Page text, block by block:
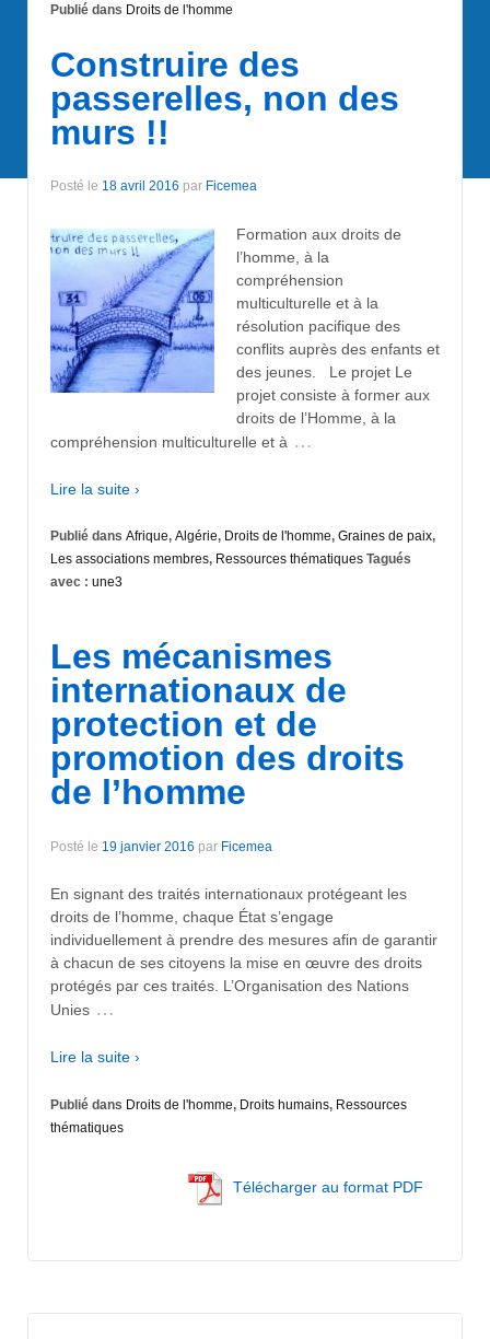
Publié dans Droits de l'homme
Construire des
passerelles, non des
murs !!
Posté le 18 avril 2016 par Ficemea
Formation aux droits de
l’homme, à la
compréhension
multiculturelle et à la
résolution pacifique des
conflits auprès des enfants et
des jeunes. Le projet Le
projet consiste à former aux
droits de l’Homme, à la
compréhension multiculturelle et à …
Lire la suite ›
Publié dans Afrique, Algérie, Droits de l'homme, Graines de paix,
Les associations membres, Ressources thématiques Tagués
avec : une3
Les mécanismes
internationaux de
protection et de
promotion des droits
de l’homme
Posté le 19 janvier 2016 par Ficemea
En signant des traités internationaux protégeant les
droits de l’homme, chaque État s’engage
individuellement à prendre des mesures afin de garantir
à chacun de ses citoyens la mise en œuvre des droits
protégés par ces traités. L’Organisation des Nations
Unies …
Lire la suite ›
Publié dans Droits de l'homme, Droits humains, Ressources
thématiques
Télécharger au format PDF